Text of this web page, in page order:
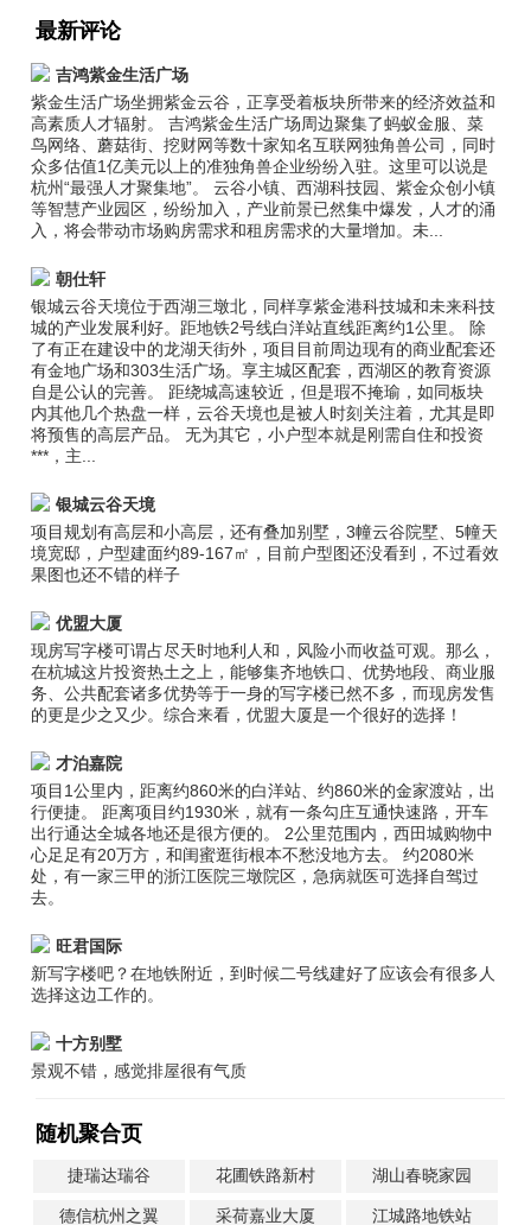
最新评论
吉鸿紫金生活广场
紫金生活广场坐拥紫金云谷，正享受着板块所带来的经济效益和
高素质人才辐射。 吉鸿紫金生活广场周边聚集了蚂蚁金服、菜
鸟网络、蘑菇街、挖财网等数十家知名互联网独角兽公司，同时
众多估值1亿美元以上的准独角兽企业纷纷入驻。这里可以说是
杭州“最强人才聚集地”。 云谷小镇、西湖科技园、紫金众创小镇
等智慧产业园区，纷纷加入，产业前景已然集中爆发，人才的涌
入，将会带动市场购房需求和租房需求的大量增加。未...
朝仕轩
银城云谷天境位于西湖三墩北，同样享紫金港科技城和未来科技
城的产业发展利好。距地铁2号线白洋站直线距离约1公里。 除
了有正在建设中的龙湖天街外，项目目前周边现有的商业配套还
有金地广场和303生活广场。享主城区配套，西湖区的教育资源
自是公认的完善。 距绕城高速较近，但是瑕不掩瑜，如同板块
内其他几个热盘一样，云谷天境也是被人时刻关注着，尤其是即
将预售的高层产品。 无为其它，小户型本就是刚需自住和投资
***，主...
银城云谷天境
项目规划有高层和小高层，还有叠加别墅，3幢云谷院墅、5幢天
境宽邸，户型建面约89-167㎡，目前户型图还没看到，不过看效
果图也还不错的样子
优盟大厦
现房写字楼可谓占尽天时地利人和，风险小而收益可观。那么，
在杭城这片投资热土之上，能够集齐地铁口、优势地段、商业服
务、公共配套诸多优势等于一身的写字楼已然不多，而现房发售
的更是少之又少。综合来看，优盟大厦是一个很好的选择！
才泊嘉院
项目1公里内，距离约860米的白洋站、约860米的金家渡站，出
行便捷。 距离项目约1930米，就有一条勾庄互通快速路，开车
出行通达全城各地还是很方便的。 2公里范围内，西田城购物中
心足足有20万方，和闺蜜逛街根本不愁没地方去。 约2080米
处，有一家三甲的浙江医院三墩院区，急病就医可选择自驾过
去。
旺君国际
新写字楼吧？在地铁附近，到时候二号线建好了应该会有很多人
选择这边工作的。
十方别墅
景观不错，感觉排屋很有气质
随机聚合页
捷瑞达瑞谷 花圃铁路新村 湖山春晓家园
德信杭州之翼 采荷嘉业大厦 江城路地铁站